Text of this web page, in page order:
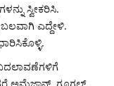
ಸ್ವೀಕರಿಸಿ.
ಎದ್ದೇಳಿ.